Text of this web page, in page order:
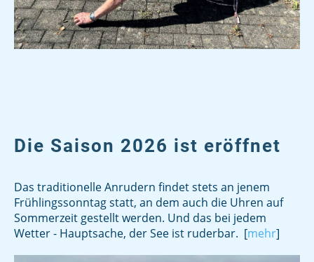
Die Saison 2026 ist eröffnet
Das traditionelle Anrudern findet stets an jenem
Frühlingssonntag statt, an dem auch die Uhren auf
Sommerzeit gestellt werden. Und das bei jedem
Wetter - Hauptsache, der See ist ruderbar. [mehr]